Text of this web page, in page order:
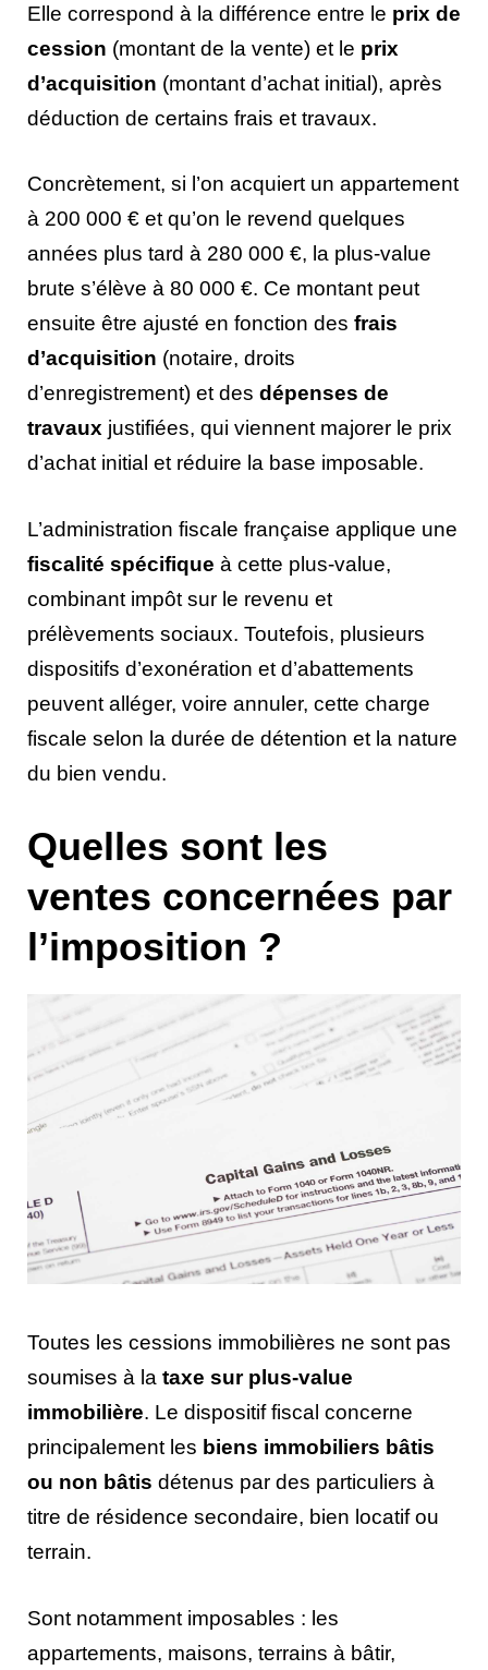
Elle correspond à la différence entre le prix de
cession (montant de la vente) et le prix
d’acquisition (montant d’achat initial), après
déduction de certains frais et travaux.
Concrètement, si l’on acquiert un appartement
à 200 000 € et qu’on le revend quelques
années plus tard à 280 000 €, la plus-value
brute s’élève à 80 000 €. Ce montant peut
ensuite être ajusté en fonction des frais
d’acquisition (notaire, droits
d’enregistrement) et des dépenses de
travaux justifiées, qui viennent majorer le prix
d’achat initial et réduire la base imposable.
L’administration fiscale française applique une
fiscalité spécifique à cette plus-value,
combinant impôt sur le revenu et
prélèvements sociaux. Toutefois, plusieurs
dispositifs d’exonération et d’abattements
peuvent alléger, voire annuler, cette charge
fiscale selon la durée de détention et la nature
du bien vendu.
Quelles sont les
ventes concernées par
l’imposition ?
Toutes les cessions immobilières ne sont pas
soumises à la taxe sur plus-value
immobilière. Le dispositif fiscal concerne
principalement les biens immobiliers bâtis
ou non bâtis détenus par des particuliers à
titre de résidence secondaire, bien locatif ou
terrain.
Sont notamment imposables : les
appartements, maisons, terrains à bâtir,